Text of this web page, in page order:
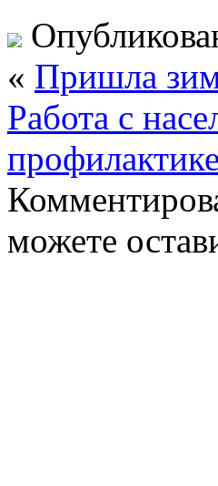
« Пришла
Работа с
можете